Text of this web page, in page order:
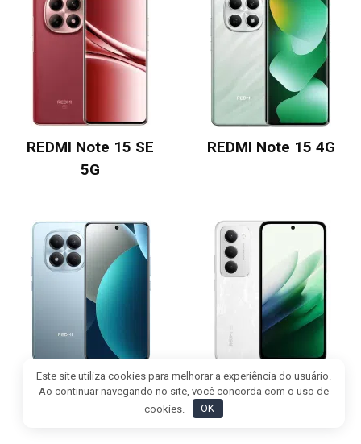
REDMI Note 15 SE
5G
REDMI Note 15 4G
REDMI Note 15 Pro
REDMI Note 15R 5G
Este site utiliza cookies para melhorar a experiência do usuário.
Ao continuar navegando no site, você concorda com o uso de
cookies.
OK